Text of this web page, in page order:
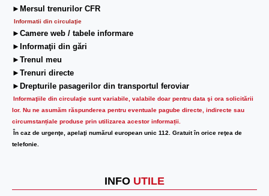
►Mersul trenurilor CFR
Informatii din circulaţie
►Camere web / tabele informare
►Informaţii din gări
►Trenul meu
►Trenuri directe
►Drepturile pasagerilor din transportul feroviar
Informaţiile din circulaţie sunt variabile, valabile doar pentru data şi ora solicitării
lor. Nu ne asumăm răspunderea pentru eventuale pagube directe, indirecte sau
circumstanțiale produse prin utilizarea acestor informații.
În caz de urgenţe, apelaţi numărul european unic 112. Gratuit în orice reţea de
telefonie.
INFO UTILE